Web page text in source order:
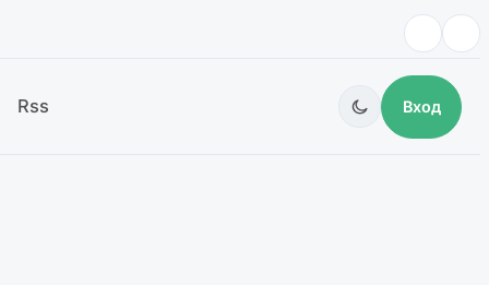
Rss Вход